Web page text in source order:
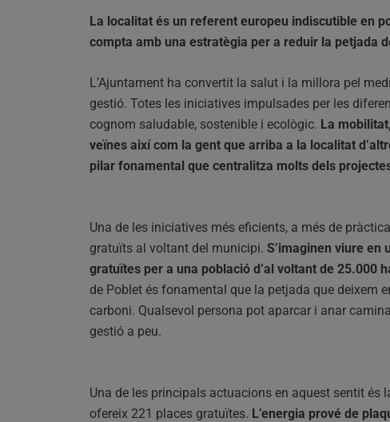
La localitat és un referent europeu indiscutible en
compta amb una estratègia per a reduir la petjada
L’Ajuntament ha convertit la salut i la millora pel
gestió. Totes les iniciatives impulsades per les
cognom saludable, sostenible i ecològic. La
veïnes així com la gent que arriba a la localitat
pilar fonamental que centralitza molts dels
Una de les iniciatives més eficients, a més de
gratuïts al voltant del municipi. S’imaginen viure en
gratuïtes per a una població d’al voltant de 25.000
de Poblet és fonamental que la petjada que deixem
carboni. Qualsevol persona pot aparcar i anar
gestió a peu.
Una de les principals actuacions en aquest sentit és
ofereix 221 places gratuïtes. L’energia prové de